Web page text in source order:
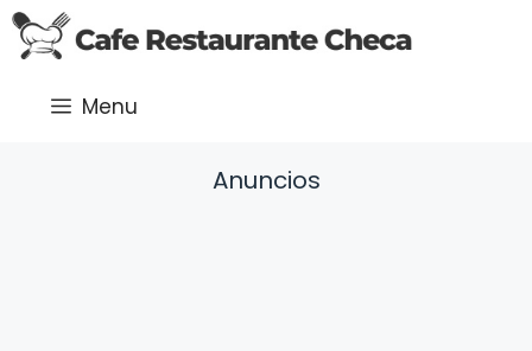
Saltar
al
Menu
Anuncios